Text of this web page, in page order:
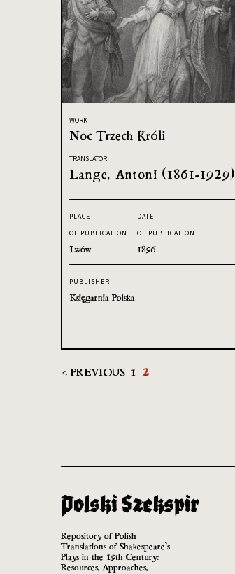
WORK
Noc Trzech Króli
TRANSLATOR
Lange, Antoni (1861-1929)
PLACE
OF PUBLICATION
Lwów
DATE
OF PUBLICATION
1896
PUBLISHER
Księgarnia Polska
< PREVIOUS 1 2
Repository of Polish
Translations of Shakespeare’s
Plays in the 19th Century:
Resources, Approaches,